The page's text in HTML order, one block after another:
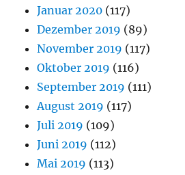
Januar 2020 (117)
Dezember 2019 (89)
November 2019 (117)
Oktober 2019 (116)
September 2019 (111)
August 2019 (117)
Juli 2019 (109)
Juni 2019 (112)
Mai 2019 (113)